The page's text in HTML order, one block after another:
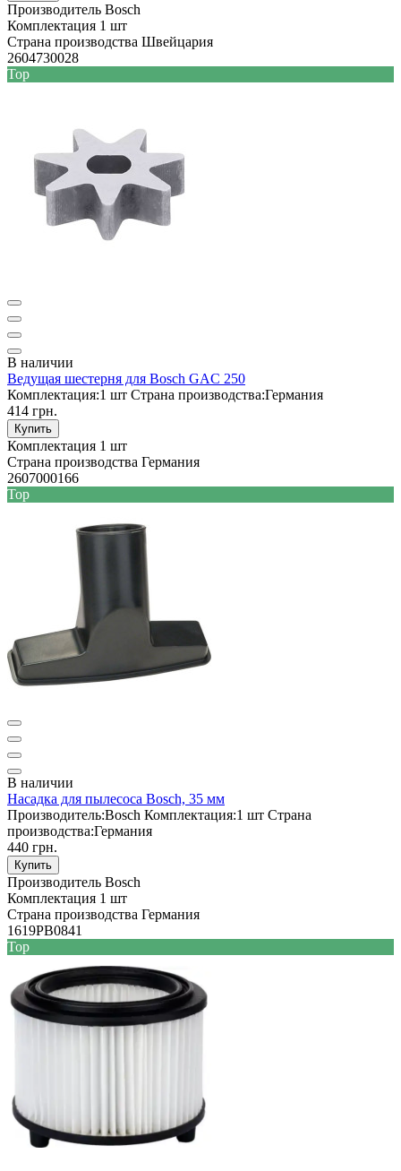
Производитель Bosch
Комплектация 1 шт
Страна производства Швейцария
2604730028
Top
В наличии
Ведущая шестерня для Bosch GAC 250
Комплектация:1 шт Страна производства:Германия
414 грн.
Купить
Комплектация 1 шт
Страна производства Германия
2607000166
Top
В наличии
Насадка для пылесоса Bosch, 35 мм
Производитель:Bosch Комплектация:1 шт Страна
производства:Германия
440 грн.
Купить
Производитель Bosch
Комплектация 1 шт
Страна производства Германия
1619PB0841
Top